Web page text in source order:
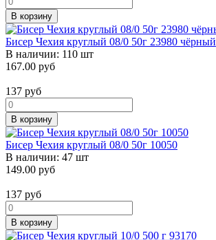
В корзину
Бисер Чехия круглый 08/0 50г 23980 чёрный
В наличии: 110 шт
167.00 руб
137 руб
В корзину
Бисер Чехия круглый 08/0 50г 10050
В наличии: 47 шт
149.00 руб
137 руб
В корзину